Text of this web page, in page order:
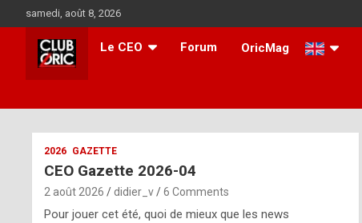
to
content
samedi, août 8, 2026
Le CEO Forum OricMag
2026 GAZETTE
CEO Gazette 2026-04
2 août 2026 didier_v 6 Comments
Pour jouer cet été, quoi de mieux que les news